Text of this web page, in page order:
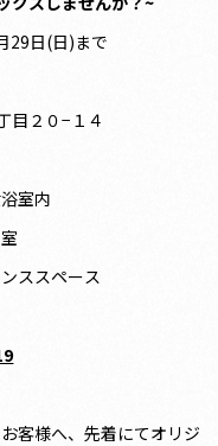
29日(日)まで
目２０−１４
室内
ススペース
客様へ、先着にてオリジ